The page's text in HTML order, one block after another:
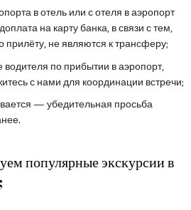
в отель или с отеля в аэропорт
на карту банка, в связи с тем,
не являются к трансферу;
по прибытии в аэропорт,
с нами для координации встречи;
— убедительная просьба
популярные экскурсии в